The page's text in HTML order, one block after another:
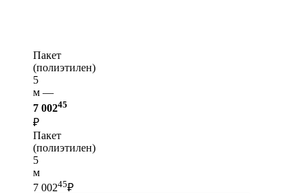
Пакет
(полиэтилен)
5
м —
7 00245
₽
Пакет
(полиэтилен)
5
м
7 00245₽